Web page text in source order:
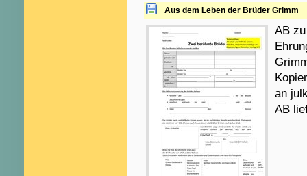
Aus dem Leben der Brüder Grimm
AB
an
AB